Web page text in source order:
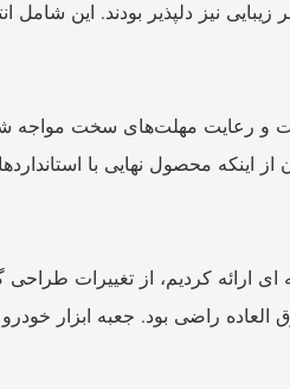
زیبایی نیز دلپذیر بودند. این
و رعایت مهلت‌های سخت مواجه
از اینکه محصول نهایی با
ارائه کردیم، از تغییرات طراحی
العاده راضی بود. جعبه ابزار